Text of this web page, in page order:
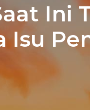
Ini
Isu